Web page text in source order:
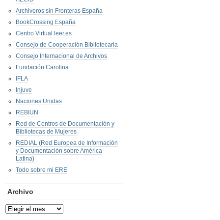
Archiveros sin Fronteras España
BookCrossing España
Centro Virtual leer.es
Consejo de Cooperación Bibliotecaria
Consejo Internacional de Archivos
Fundación Carolina
IFLA
Injuve
Naciones Unidas
REBIUN
Red de Centros de Documentación y
Bibliotecas de Mujeres
REDIAL (Red Europea de Información
y Documentación sobre América
Latina)
Todo sobre mi ERE
Archivo
Archivo